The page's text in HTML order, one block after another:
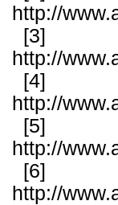
http://
[3]
http://
[4]
http://
[5]
http://
[6]
http://